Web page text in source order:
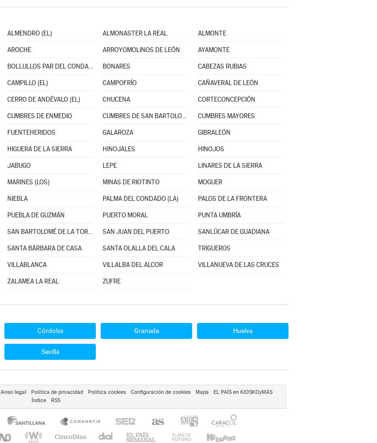
ALMENDRO (EL) ALMONASTER LA REAL ALMONTE
AROCHE ARROYOMOLINOS DE LEÓN AYAMONTE
BOLLULLOS PAR DEL CONDADO BONARES CABEZAS RUBIAS
CAMPILLO (EL) CAMPOFRÍO CAÑAVERAL DE LEÓN
CERRO DE ANDÉVALO (EL) CHUCENA CORTECONCEPCIÓN
CUMBRES DE ENMEDIO CUMBRES DE SAN BARTOLOMÉ CUMBRES MAYORES
FUENTEHERIDOS GALAROZA GIBRALEÓN
HIGUERA DE LA SIERRA HINOJALES HINOJOS
JABUGO LEPE LINARES DE LA SIERRA
MARINES (LOS) MINAS DE RIOTINTO MOGUER
NIEBLA PALMA DEL CONDADO (LA) PALOS DE LA FRONTERA
PUEBLA DE GUZMÁN PUERTO MORAL PUNTA UMBRÍA
SAN BARTOLOMÉ DE LA TORRE SAN JUAN DEL PUERTO SANLÚCAR DE GUADIANA
SANTA BÁRBARA DE CASA SANTA OLALLA DEL CALA TRIGUEROS
VILLABLANCA VILLALBA DEL ALCOR VILLANUEVA DE LAS CRUCES
ZALAMEA LA REAL ZUFRE
Córdoba Granada Huelva
Sevilla
Aviso legal Política de privacidad Política cookies Configuración de cookies Mapa
EL PAÍS en KIOSKOyMÁS
Índice
RSS